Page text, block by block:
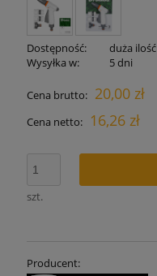
Dostępność:
duża ilość
Wysyłka w:
5 dni
Cena brutto: 20,00 zł
Cena netto: 16,26 zł
szt.
Producent: